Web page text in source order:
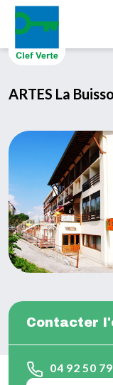
ARTES La
Contacter
04 92 50